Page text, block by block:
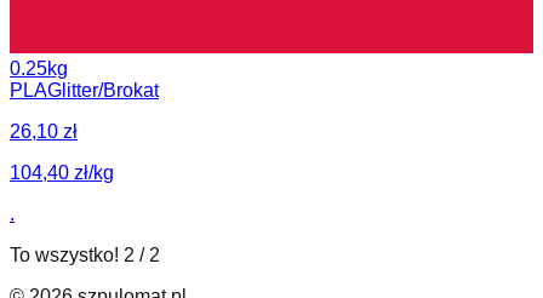
0.25kg
PLAGlitter/Brokat
26,10 zł
104,40 zł/kg
.
To wszystko! 2 / 2